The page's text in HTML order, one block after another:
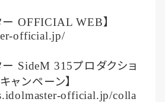
ー OFFICIAL WEB】
official.jp/
ー SideM 315プロダクショ
ャンペーン】
official.jp/colla